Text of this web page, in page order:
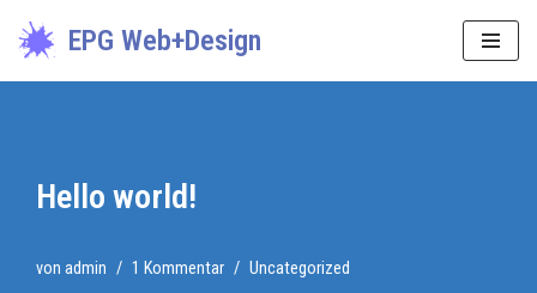
Zum
EPG Web+Design
Hello world!
von admin 1 Kommentar Uncategorized